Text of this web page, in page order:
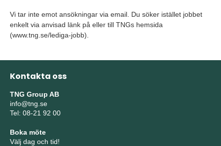
Vi tar inte emot ansökningar via email. Du söker istället jobbet
enkelt via anvisad länk på eller till TNGs hemsida
(www.tng.se/lediga-jobb).
Kontakta oss
TNG Group AB
info@tng.se
Tel: 08-21 92 00
Boka möte
Välj dag och tid!